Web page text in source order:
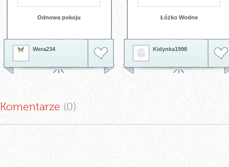
Odnowa pokoju
Wera234
Łóżko Wodne
Kidynka1998
Komentarze (0)